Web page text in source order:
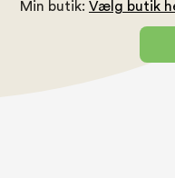
Min butik: